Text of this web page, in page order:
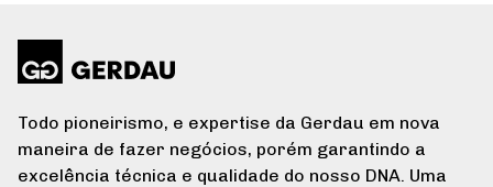
Todo pioneirismo, e expertise da Gerdau em nova
maneira de fazer negócios, porém garantindo a
excelência técnica e qualidade do nosso DNA. Uma